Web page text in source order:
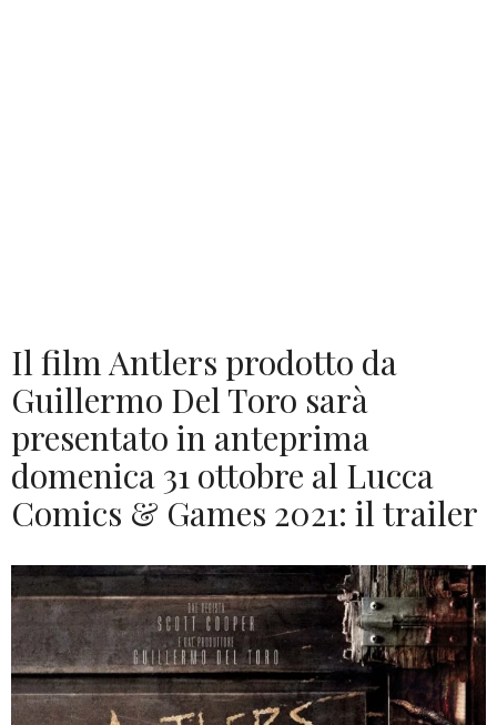
Il film Antlers prodotto da
Guillermo Del Toro sarà
presentato in anteprima
domenica 31 ottobre al Lucca
Comics & Games 2021: il trailer